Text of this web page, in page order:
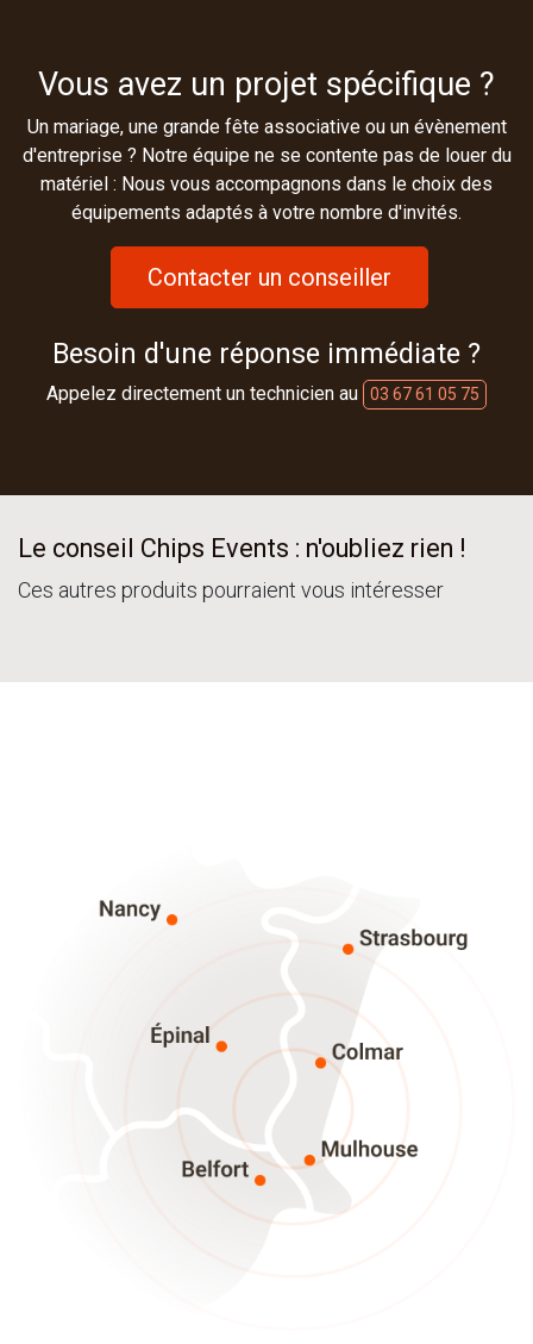
Vous avez un projet spécifique ?
Un mariage, une grande fête associative ou un évènement
d'entreprise ? Notre équipe ne se contente pas de louer du
matériel : Nous vous accompagnons dans le choix des
équipements adaptés à votre nombre d'invités.
Contacter un conseiller
Besoin d'une réponse immédiate ?
Appelez directement un technicien au 03 67 61 05 75
Le conseil Chips Events : n'oubliez rien !
Ces autres produits pourraient vous intéresser